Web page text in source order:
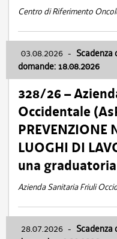
Centro di Riferimento
03.08.2026 - Scadenza
domande: 18.08.2026
328/26 –
Occidentale
PREVENZIONE
LUOGHI DI
una graduatoria
Azienda Sanitaria Friuli
28.07.2026 - Scadenza